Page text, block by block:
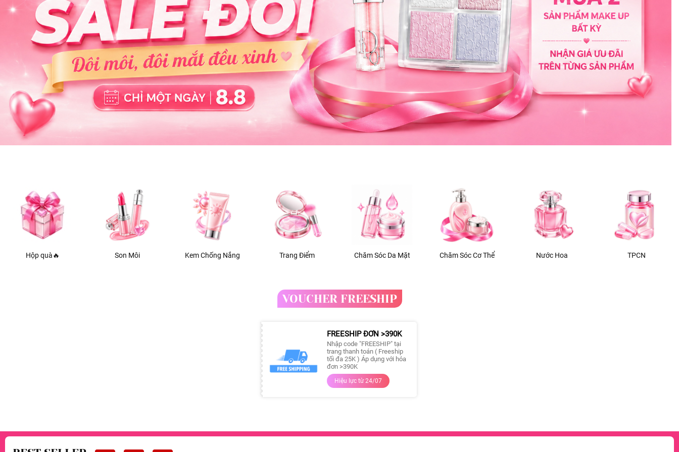
Hộp quà🔥 Son Môi Kem Chống Nắng Trang Điểm Chăm Sóc Da Mặt Chăm Sóc Cơ Thể Nước Hoa TPCN
VOUCHER FREESHIP
FREESHIP ĐƠN >390K
Nhập code "FREESHIP" tại
trang thanh toán ( Freeship
tối đa 25K ) Áp dụng với hóa
đơn >390K
Hiệu lực từ 24/07